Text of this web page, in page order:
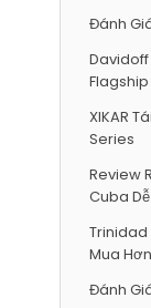
Đánh
XIKAR
Series
Review
Cuba
Trinidad
Mua
Đánh